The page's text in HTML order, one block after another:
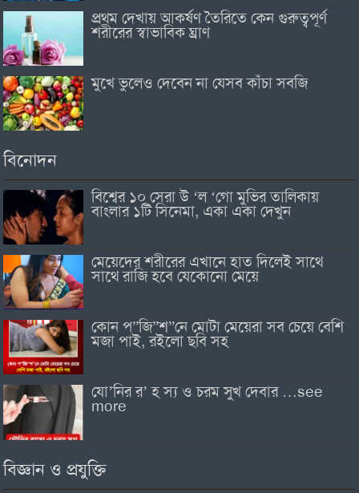
প্রথম দেখায় আকর্ষণ তৈরিতে কেন গুরুত্বপূর্ণ
শরীরের স্বাভাবিক ঘ্রাণ
মুখে ভুলেও দেবেন না যেসব কাঁচা সবজি
বিনোদন
বিশ্বের ১০ সেরা উ ‘ল ‘গো মুভির তালিকায়
বাংলার ১টি সিনেমা, একা একা দেখুন
মেয়েদের শরীরের এখানে হাত দিলেই সাথে
সাথে রাজি হবে যেকোনো মেয়ে
কোন প”জি”শ”নে মোটা মেয়েরা সব চেয়ে বেশি
মজা পাই, রইলো ছবি সহ
যো’নির র’ হ স্য ও চরম সুখ দেবার …see
more
বিজ্ঞান ও প্রযুক্তি